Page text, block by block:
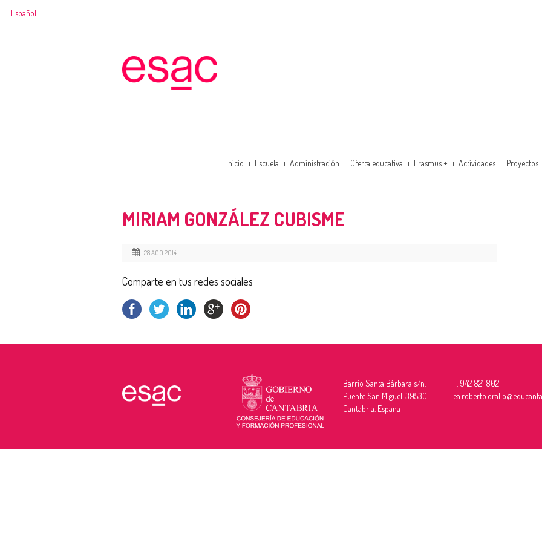
Español
Inicio Escuela Administración Oferta educativa Erasmus + Actividades Proyectos
MIRIAM GONZÁLEZ CUBISME
28 AGO 2014
Comparte en tus redes sociales
Barrio Santa Bárbara s/n.
Puente San Miguel. 39530
Cantabria. España
T. 942 821 802